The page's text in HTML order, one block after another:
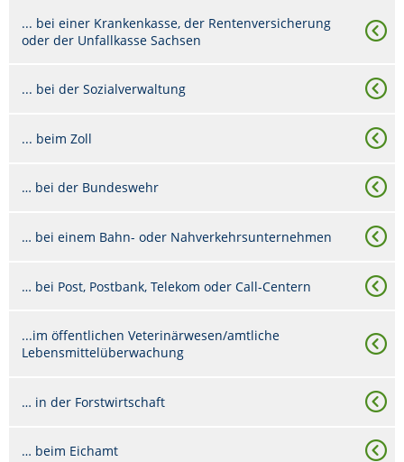
... bei einer Krankenkasse, der Rentenversicherung
oder der Unfallkasse Sachsen
... bei der Sozialverwaltung
... beim Zoll
… bei der Bundeswehr
… bei einem Bahn- oder Nahverkehrsunternehmen
… bei Post, Postbank, Telekom oder Call-Centern
...im öffentlichen Veterinärwesen/amtliche
Lebensmittelüberwachung
… in der Forstwirtschaft
… beim Eichamt